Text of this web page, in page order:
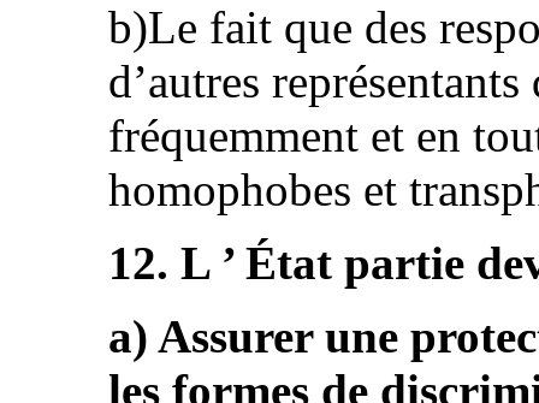
b)Le fait que des
d’autres
fréquemment et en
homophobes et
12. L ’ État partie
a) Assurer une
les formes de